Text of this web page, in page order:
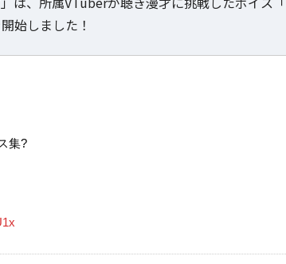
始しました！
集?